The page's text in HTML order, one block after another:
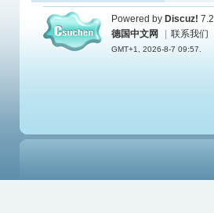
Powered by Discuz! 7.2
德国中文网
联系我们
GMT+1, 2026-8-7 09:57.